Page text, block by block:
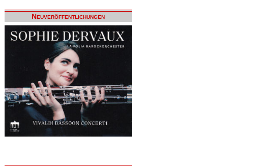
Neuveröffentlichungen